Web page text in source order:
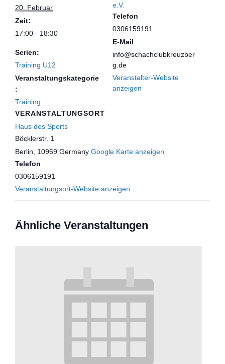
20. Februar
Zeit:
17:00 - 18:30
Serien:
Training U12
Veranstaltungskategorie
:
Training
VERANSTALTUNGSORT
Haus des Sports
Böcklerstr. 1
Berlin
10969 Germany Google Karte anzeigen
Telefon
0306159191
Veranstaltungsort-Website anzeigen
e.V.
Telefon
0306159191
E-Mail
info@schachclubkreuzber
g.de
Veranstalter-Website
anzeigen
Ähnliche Veranstaltungen